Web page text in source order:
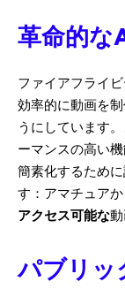
革命的な
ファイアフライ
効率的に動画を
うにしています
ーマンスの高い
簡素化するため
す：アマチュア
アクセス可能な
パブリッ